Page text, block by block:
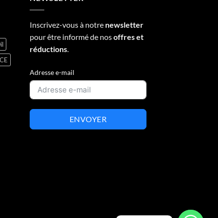
Inscrivez-vous à notre newsletter
pour être informé de nosoffres et
réductions.
Adresse e-mail
ENVOYER